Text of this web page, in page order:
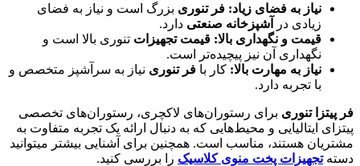
نیاز به فضای زیاد: فر تنوری بزرگ است و نیاز به فضای
زیادی در
آشپزخانه صنعتی دارد.
قیمت و نگهداری بالا: قیمت تجهیزات تنوری بالا است و
نگهداری آن نیز پیچیده‌تر است.
نیاز به مهارت بالا: کار با فر تنوری نیاز به سرآشپز متخصص و
با تجربه دارد.
فر پیتزا تنوری برای رستوران‌های لاکچری، رستوران‌های تخصصی
پیتزای ایتالیایی و محیط‌هایی که به دنبال ارائه یک تجربه متفاوت به
مشتریان هستند، مناسب است. همچنین برای آشنایی بیشتر میتوانید
دستهتجهیزات پخت منوی کلاسیک را بررسی کنید.